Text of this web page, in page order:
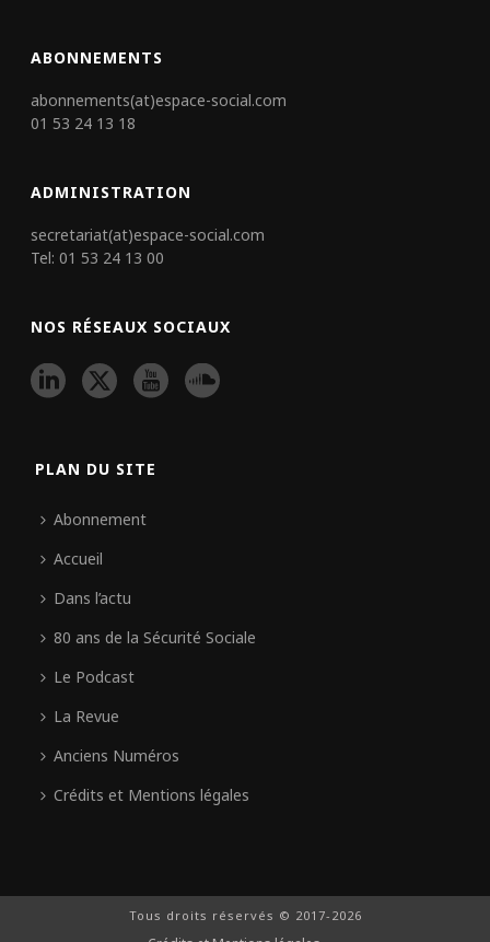
ABONNEMENTS
abonnements(at)espace-social.com
01 53 24 13 18
ADMINISTRATION
secretariat(at)espace-social.com
Tel: 01 53 24 13 00
NOS RÉSEAUX SOCIAUX
PLAN DU SITE
Abonnement
Accueil
Dans l’actu
80 ans de la Sécurité Sociale
Le Podcast
La Revue
Anciens Numéros
Crédits et Mentions légales
Tous droits réservés © 2017-2026